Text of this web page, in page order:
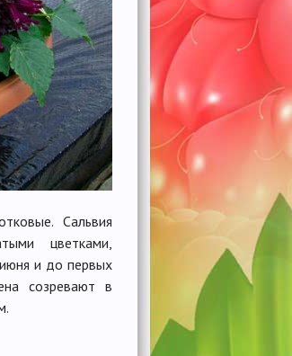
Сальвия
цветками,
и до первых
созревают в